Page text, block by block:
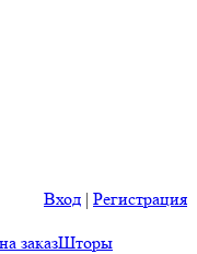
Вход | Регистрация
заказШторы